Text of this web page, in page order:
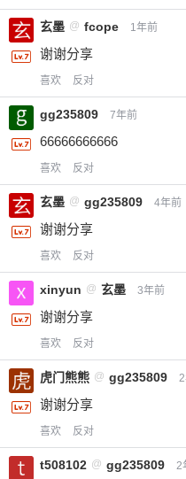
玄墨 @ fcope 1年前
谢谢分享
喜欢 反对
gg235809 7年前
66666666666
喜欢 反对
玄墨 @ gg235809 4年前
谢谢分享
喜欢 反对
xinyun @ 玄墨 3年前
谢谢分享
喜欢 反对
虎门熊熊 @ gg235809
谢谢分享
喜欢 反对
t508102 @ gg235809 2